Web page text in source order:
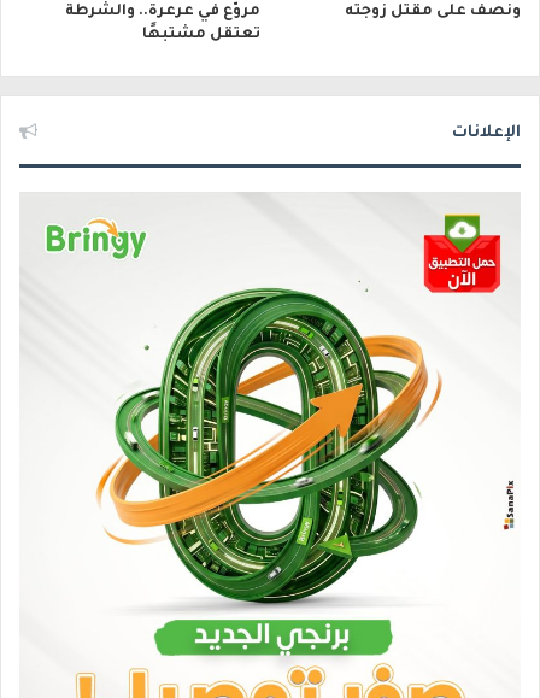
ونصف على مقتل زوجته
مروّع في عرعرة.. والشرطة
تعتقل مشتبهًا
الإعلانات